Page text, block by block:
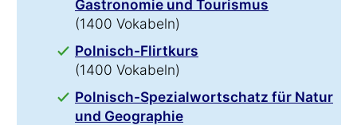
Gastronomie und Tourismus
(1400 Vokabeln)
Polnisch-Flirtkurs
(1400 Vokabeln)
Polnisch-Spezialwortschatz für Natur
und Geographie